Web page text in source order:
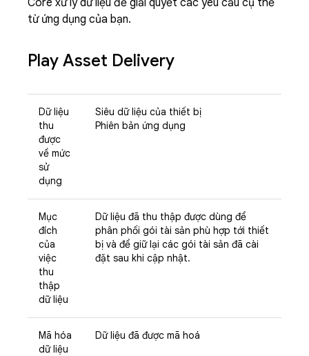
Core xử lý dữ liệu để giải quyết các yêu cầu cụ thể
từ ứng dụng của bạn.
Play Asset Delivery
Dữ liệu
thu
được
về mức
sử
dụng
Siêu dữ liệu của thiết bị
Phiên bản ứng dụng
Mục
đích
của
việc
thu
thập
dữ liệu
Dữ liệu đã thu thập được dùng để
phân phối gói tài sản phù hợp tới thiết
bị và để giữ lại các gói tài sản đã cài
đặt sau khi cập nhật.
Mã hóa
dữ liệu
Dữ liệu đã được mã hoá